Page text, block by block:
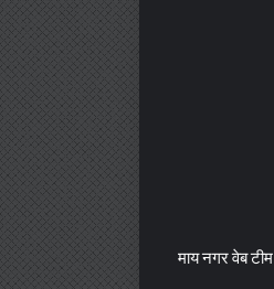
माय नगर वेब टीम